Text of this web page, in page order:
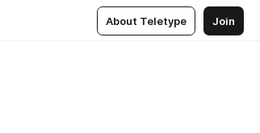
About Teletype Join